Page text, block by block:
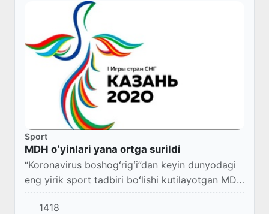
Sport
MDH oʻyinlari yana ortga surildi
“Koronavirus boshogʻrigʻi”dan keyin dunyodagi
eng yirik sport tadbiri boʻlishi kutilayotgan MDH
oʻyinlari oktyabrga qoldirilmoqda.
1418